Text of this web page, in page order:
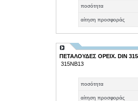
ποσότητα
αίτηση προσφοράς
ΠΕΤΑΛΟΥΔΕΣ ΟΡΕΙΧ. DIN
315ΝΒ13
ποσότητα
αίτηση προσφοράς